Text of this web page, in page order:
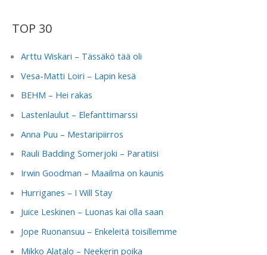
TOP 30
Arttu Wiskari – Tässäkö tää oli
Vesa-Matti Loiri – Lapin kesä
BEHM – Hei rakas
Lastenlaulut – Elefanttimarssi
Anna Puu – Mestaripiirros
Rauli Badding Somerjoki – Paratiisi
Irwin Goodman – Maailma on kaunis
Hurriganes – I Will Stay
Juice Leskinen – Luonas kai olla saan
Jope Ruonansuu – Enkeleitä toisillemme
Mikko Alatalo – Neekerin poika